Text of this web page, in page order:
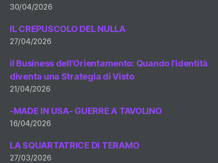
30/04/2026
IL CREPUSCOLO DEL NULLA
27/04/2026
il Business dell’Orientamento: Quando l’identità
diventa una Strategia di Visto
21/04/2026
-MADE IN USA- GUERRE A TAVOLINO
16/04/2026
LA SQUARTATRICE DI TERAMO
27/03/2026